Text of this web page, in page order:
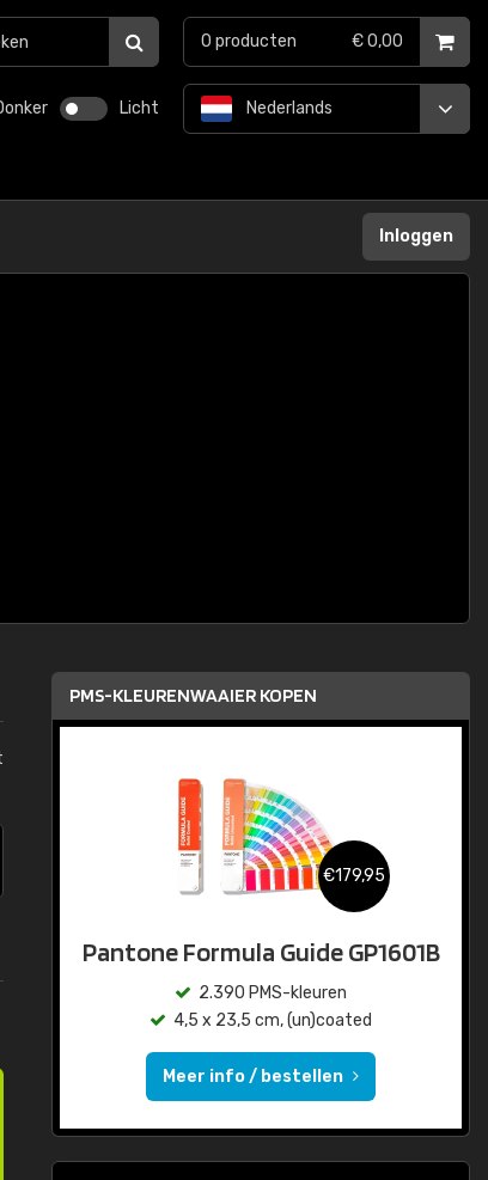
Licht Nederlands
0 producten € 0,00
Inloggen
PMS-KLEURENWAAIER KOPEN
€179,95
Pantone Formula Guide GP1601B
2.390 PMS-kleuren
4,5 x 23,5 cm, (un)coated
Meer info / bestellen